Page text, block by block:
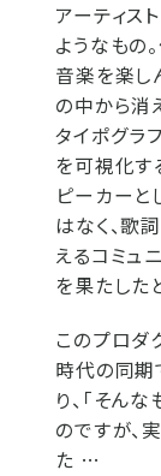
アーティス
ようなもの
音楽を楽し
の中から消
タイポグラ
を可視化す
ピーカーと
はなく、歌
えるコミュ
を果たした
このプロダ
時代の同期
り、「そん
のですが、
た …